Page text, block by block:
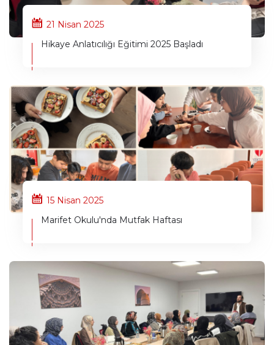
21 Nisan 2025
Hikaye Anlatıcılığı Eğitimi 2025 Başladı
15 Nisan 2025
Marifet Okulu'nda Mutfak Haftası